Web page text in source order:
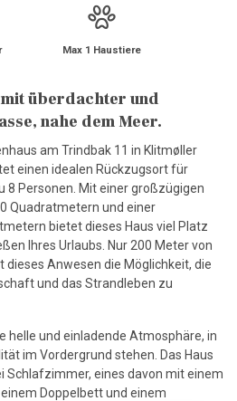
Max 1 Haustiere
überdachter und
nahe dem Meer.
am Trindbak 11 in Klitmøller
einen idealen Rückzugsort für
8 Personen. Mit einer großzügigen
Quadratmetern und einer
bietet dieses Haus viel Platz
Ihres Urlaubs. Nur 200 Meter von
Anwesen die Möglichkeit, die
und das Strandleben zu
helle und einladende Atmosphäre, in
im Vordergrund stehen. Das Haus
Schlafzimmer, eines davon mit einem
Doppelbett und einem